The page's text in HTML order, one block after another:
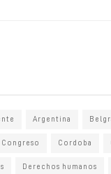
Argentina
Congreso Cordoba
Derechos humanos